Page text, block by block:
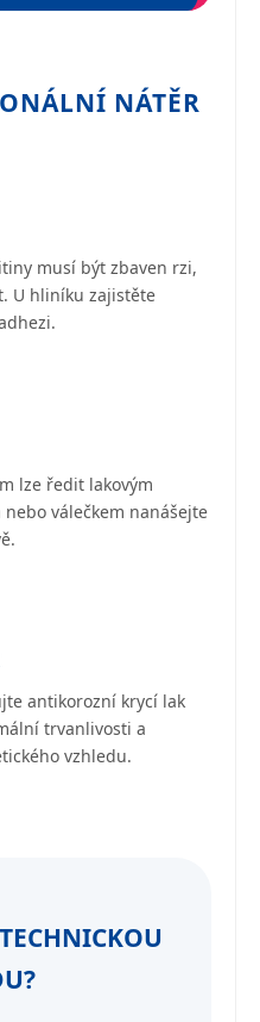
NÁTĚR
musí být zbaven rzi,
U hliníku zajistěte
lze ředit lakovým
válečkem nanášejte
antikorozní krycí lak
trvanlivosti a
vzhledu.